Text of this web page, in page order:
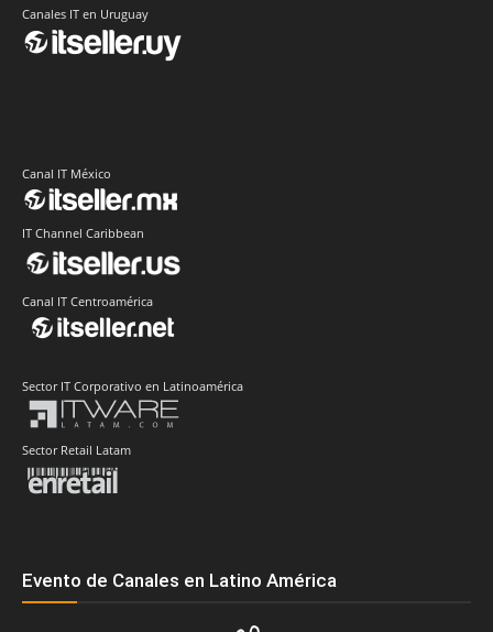
Canales IT en Uruguay
Canal IT México
IT Channel Caribbean
Canal IT Centroamérica
Sector IT Corporativo en Latinoamérica
Sector Retail Latam
Evento de Canales en Latino América